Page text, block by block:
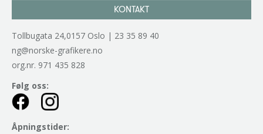
KONTAKT
Tollbugata 24,0157 Oslo | 23 35 89 40
ng@norske-grafikere.no
org.nr. 971 435 828
Følg oss:
Åpningstider: